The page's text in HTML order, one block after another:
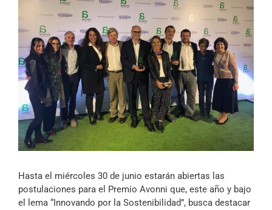
Noticias
Reportajes
Columnas
Música Clásica
Especiales
Archivo Sonoro
Hasta el miércoles 30 de junio estarán abiertas las
postulaciones para el Premio Avonni que, este año y bajo
el lema “Innovando por la Sostenibilidad”, busca destacar